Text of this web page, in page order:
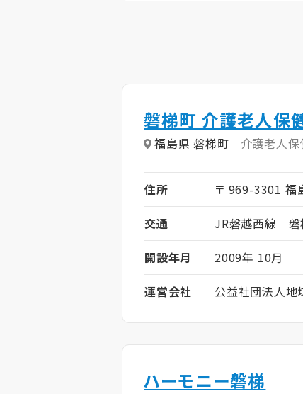
磐梯町 介護老人保
福島県 磐梯町 介護老人
住所
〒 969-3301 福
交通
JR磐越西線 磐
開設年月
2009年 10月
運営会社
公益社団法人地
ハーモニー磐梯